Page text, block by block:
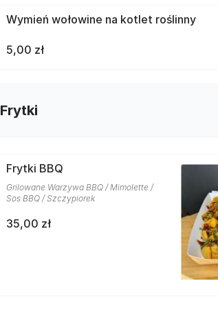
Wymień wołowine na kotlet roślinny
5,00 zł
Frytki
Frytki BBQ
Grilowane Warzywa BBQ / Mimolette /
Sos BBQ / Szczypiorek
35,00 zł